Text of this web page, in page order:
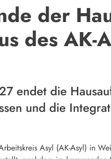
der
des AK-
endet die
und die
Asyl (AK-Asyl) in